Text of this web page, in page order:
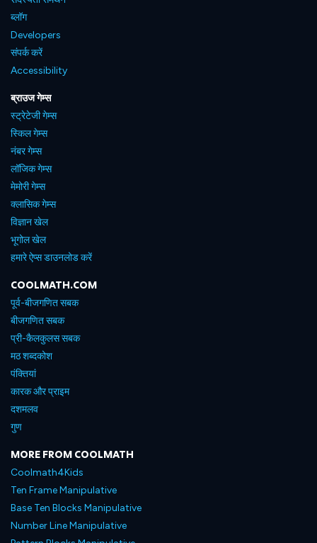
ब्लॉग
Developers
संपर्क करें
Accessibility
ब्राउज गेम्स
स्ट्रेटेजी गेम्स
स्किल गेम्स
नंबर गेम्स
लॉजिक गेम्स
मेमोरी गेम्स
क्लासिक गेम्स
विज्ञान खेल
भूगोल खेल
हमारे ऐप्स डाउनलोड करें
COOLMATH.COM
पूर्व-बीजगणित सबक
बीजगणित सबक
प्री-कैलकुलस सबक
मठ शब्दकोश
पंक्तियां
कारक और प्राइम
दशमलव
गुण
MORE FROM COOLMATH
Coolmath4Kids
Ten Frame Manipulative
Base Ten Blocks Manipulative
Number Line Manipulative